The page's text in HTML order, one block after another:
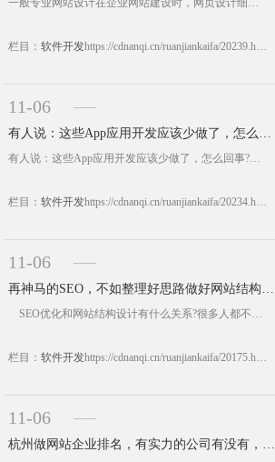
一般专业网站设计在企业网站建设时，网页设计细节都会做的很好，尤其是采用一定方法技巧做的网页设计对网站价值很大，南奇专业网站设计公司老咖给大家分享一些网页设计巧方法。 建立网站时需要设计人员对每个元素进行精心的组合，而后设计搭配出适用公司网站的颜色搭配效果。页面创建完毕之后，要加大传播力度，在做站的过程中，有一点务必要坚持，那就是注意自己企业带给人的印象。 &n......https://cdnanqi.cn/ruanjiankaifa/20239.html
栏目：软件开发https://cdnanqi.cn/ruanjiankaifa/20239.html
11-06
有人说：这些App应用开发应该少做了，怎么回事?
有人说：这些App应用开发应该少做了，怎么回事?扎堆各大高校圈子里，你会发现，很多毕业生除了要找工作之外，还要用优惠的价格租到合适的房子，于是乎打开租房App，好家伙，几十款租房软件，让人看的眼花缭乱，该使用哪一个呢?看看评级口碑吧，好一点的几十万条评价，差一点的几条，几十条评价，那么，这些租房App究竟哪一款手里的真实房源多呢，那些差的App也不少，和街边贴出的小广告有区别? &nb......https://cdnanqi.cn/ruanjiankaifa/20234.html
栏目：软件开发https://cdnanqi.cn/ruanjiankaifa/20234.html
11-06
再神马的SEO，不如整理好思路做好网站结构设计!
SEO优化和网站结构设计有什么关系?很多人都不明白，这里成都南奇网页设计公司提醒大家，网站设计我们知道要做好网站设计流程、网站设计方案、事先要参考一些网站设计案例比较好，这样会很清楚网站版面设计等等，对网站的设计十分有帮助，小蒙想说的是什么呢?如果企业的网站设计对后期网站优化期望很高的话，或者说网站营销效果和网站结构设计关系很大，这......https://cdnanqi.cn/ruanjiankaifa/20175.html
栏目：软件开发https://cdnanqi.cn/ruanjiankaifa/20175.html
11-06
杭州做网站企业排名，有实力的公司有没有，如何选择?